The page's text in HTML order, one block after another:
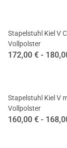
Stapelstuhl Kiel V
Vollpolster
172,00 € -
Stapelstuhl Kiel V
Vollpolster
160,00 € -